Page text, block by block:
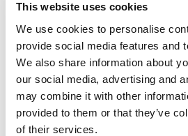
This website uses cookies
We use cookies to personalise
provide social media features and
We also share information about
our social media, advertising and
may combine it with other
provided to them or that they’ve
of their services.
готовых точек крепления или
изготовителем багажников.
Toggle features
Все характеристики